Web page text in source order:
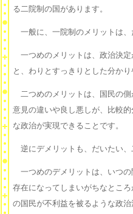
る二院制の国があります。
一般に、一院制のメリットは、
一つめのメリットは、政治決
と、わりとすっきりとした分か
二つめのメリットは、国民の
意見の違いや良し悪しが、比較
な政治が実現できることです。
逆にデメリットも、だいたい、
一つめのデメリットは、いつ
存在になってしまいがちなとこ
の国民が不利益を被るような政